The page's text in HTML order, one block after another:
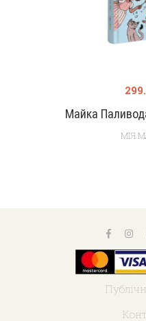
Майка
МІЯ